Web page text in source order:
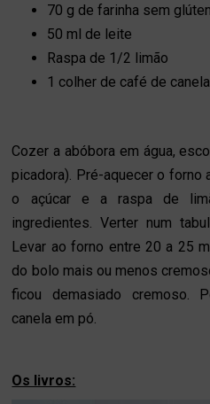
70 g de farinha sem glúten
50 ml de leite
Raspa de 1/2 limão
1 colher de café de
Cozer a abóbora em água,
picadora). Pré-aquecer o forno
o açúcar e a raspa de
ingredientes. Verter num
Levar ao forno entre 20 a 25
do bolo mais ou menos
ficou demasiado cremoso.
canela em pó.
Os livros: